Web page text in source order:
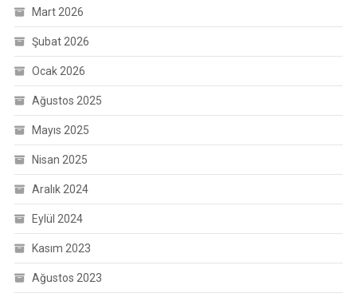
Mart 2026
Şubat 2026
Ocak 2026
Ağustos 2025
Mayıs 2025
Nisan 2025
Aralık 2024
Eylül 2024
Kasım 2023
Ağustos 2023